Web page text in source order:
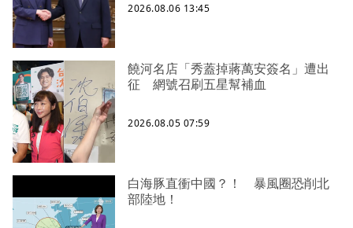
2026.08.06 13:45
饒河名店「秀蓋掉蔣萬安簽名」遭出
征 網號召刷五星幫補血
2026.08.05 07:59
白海豚直衝中國？！ 暴風圈恐削北
部陸地！